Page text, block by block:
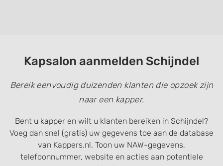
Kapsalon aanmelden Schijndel
Bereik eenvoudig duizenden klanten die opzoek zijn
naar een kapper.
Bent u kapper en wilt u klanten bereiken in Schijndel?
Voeg dan snel (gratis) uw gegevens toe aan de database
van Kappers.nl. Toon uw NAW-gegevens,
telefoonnummer, website en acties aan potentiele